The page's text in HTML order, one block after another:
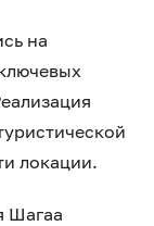
на
локации.
Шагаа